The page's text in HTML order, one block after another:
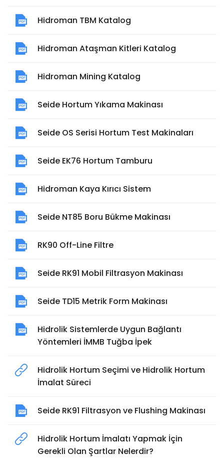
Hidroman TBM Katalog
Hidroman Ataşman Kitleri Katalog
Hidroman Mining Katalog
Seide Hortum Yıkama Makinası
Seide OS Serisi Hortum Test Makinaları
Seide EK76 Hortum Tamburu
Hidroman Kaya Kırıcı Sistem
Seide NT85 Boru Bükme Makinası
RK90 Off-Line Filtre
Seide RK91 Mobil Filtrasyon Makinası
Seide TD15 Metrik Form Makinası
Hidrolik Sistemlerde Uygun Bağlantı
Yöntemleri İMMB Tuğba İpek
Hidrolik Hortum Seçimi ve Hidrolik Hortum
İmalat Süreci
Seide RK91 Filtrasyon ve Flushing Makinası
Hidrolik Hortum İmalatı Yapmak İçin
Gerekli Olan Şartlar Nelerdir?